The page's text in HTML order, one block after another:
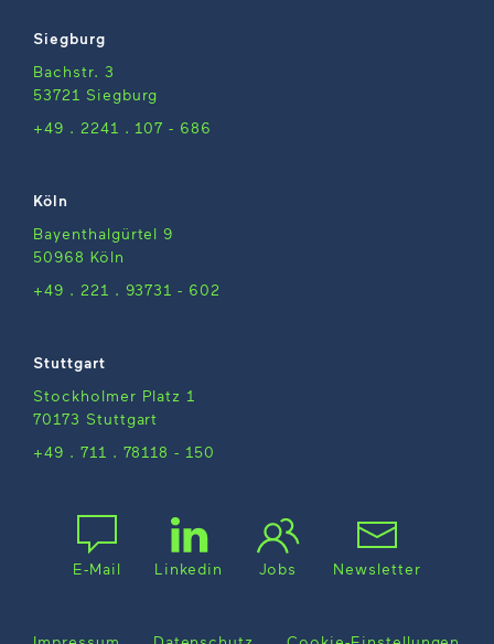
Siegburg
Bachstr. 3
53721 Siegburg
+49 . 2241 . 107 - 686
Köln
Bayenthalgürtel 9
50968 Köln
+49 . 221 . 93731 - 602
Stuttgart
Stockholmer Platz 1
70173 Stuttgart
+49 . 711 . 78118 - 150
E-Mail Linkedin Jobs Newsletter